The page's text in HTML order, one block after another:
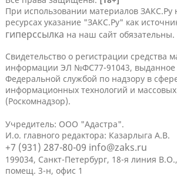
При использовании материалов ЗАКС.Ру
ресурсах указание "ЗАКС.Ру" как
гиперссылка на наш сайт обязательны.
Свидетельство о регистрации средства
информации ЭЛ №ФС77-91043, выданное
Федеральной службой по надзору в
информационных технологий и
(Роскомнадзор).
Учредитель: ООО "Адастра".
И.о. главного редактора: Казарлыга А.В.
+7 (931) 287-80-09 info@zaks.ru
199034, Санкт-Петербург, 18-я линия
помещ. 3-н, офис 1